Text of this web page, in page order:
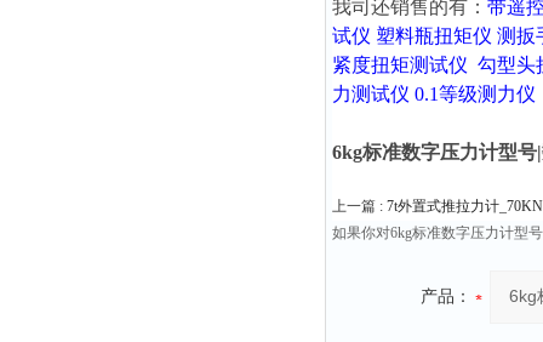
我司还销售的有： 带遥
试仪 塑料瓶扭矩仪 测扳
紧度扭矩测试仪 勾型头
力测试仪 0.1等级测力仪
6kg标准数字压力计型
上一篇 : 7t外置式推拉力计
如果你对6kg标准数字压力计型
产品：